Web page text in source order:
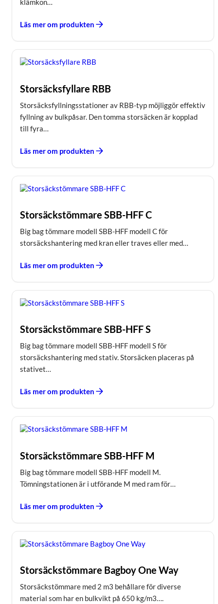
klämkon…
Läs mer om produkten
Storsäcksfyllare RBB
Storsäcksfyllningsstationer av RBB-typ möjliggör effektiv
fyllning av bulkpåsar. Den tomma storsäcken är kopplad
till fyra…
Läs mer om produkten
Storsäckstömmare SBB-HFF C
Big bag tömmare modell SBB-HFF modell C för
storsäckshantering med kran eller traves eller med…
Läs mer om produkten
Storsäckstömmare SBB-HFF S
Big bag tömmare modell SBB-HFF modell S för
storsäckshantering med stativ. Storsäcken placeras på
stativet…
Läs mer om produkten
Storsäckstömmare SBB-HFF M
Big bag tömmare modell SBB-HFF modell M.
Tömningstationen är i utförande M med ram för…
Läs mer om produkten
Storsäckstömmare Bagboy One Way
Storsäckstömmare med 2 m3 behållare för diverse
material som har en bulkvikt på 650 kg/m3….